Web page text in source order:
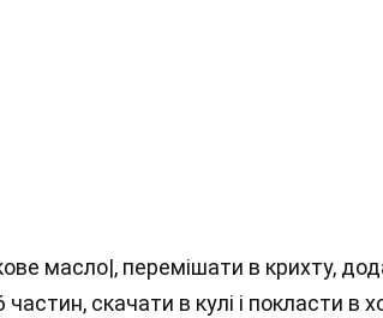
масло|, перемішати в крихту,
частин, скачати в кулі і покласти в